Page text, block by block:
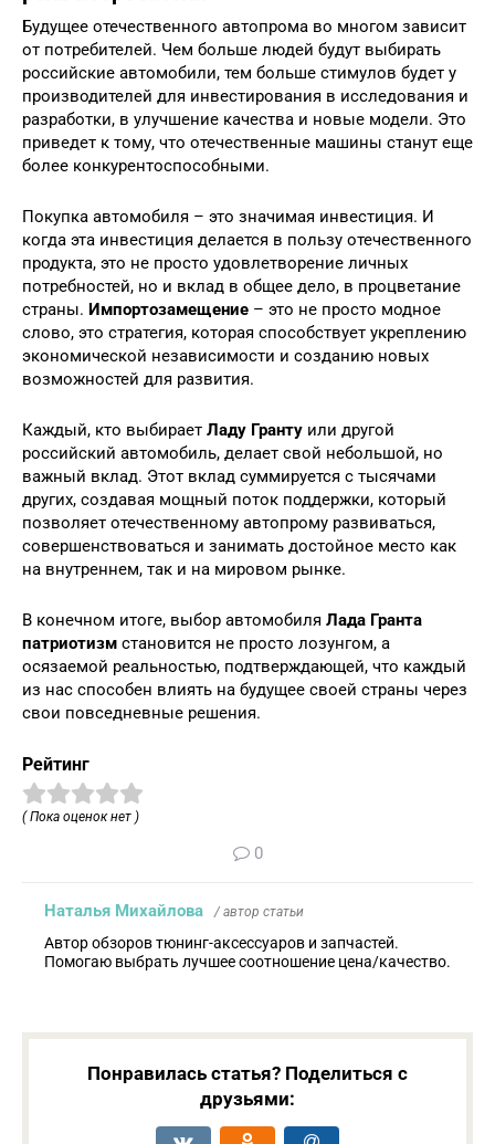
Будущее отечественного автопрома во многом зависит
от потребителей. Чем больше людей будут выбирать
российские автомобили, тем больше стимулов будет у
производителей для инвестирования в исследования и
разработки, в улучшение качества и новые модели. Это
приведет к тому, что отечественные машины станут еще
более конкурентоспособными.
Покупка автомобиля – это значимая инвестиция. И
когда эта инвестиция делается в пользу отечественного
продукта, это не просто удовлетворение личных
потребностей, но и вклад в общее дело, в процветание
страны. Импортозамещение – это не просто модное
слово, это стратегия, которая способствует укреплению
экономической независимости и созданию новых
возможностей для развития.
Каждый, кто выбирает Ладу Гранту или другой
российский автомобиль, делает свой небольшой, но
важный вклад. Этот вклад суммируется с тысячами
других, создавая мощный поток поддержки, который
позволяет отечественному автопрому развиваться,
совершенствоваться и занимать достойное место как
на внутреннем, так и на мировом рынке.
В конечном итоге, выбор автомобиля Лада Гранта
патриотизм становится не просто лозунгом, а
осязаемой реальностью, подтверждающей, что каждый
из нас способен влиять на будущее своей страны через
свои повседневные решения.
Рейтинг
( Пока оценок нет )
0
Наталья Михайлова / автор статьи
Автор обзоров тюнинг-аксессуаров и запчастей.
Помогаю выбрать лучшее соотношение цена/качество.
Понравилась статья? Поделиться с
друзьями: